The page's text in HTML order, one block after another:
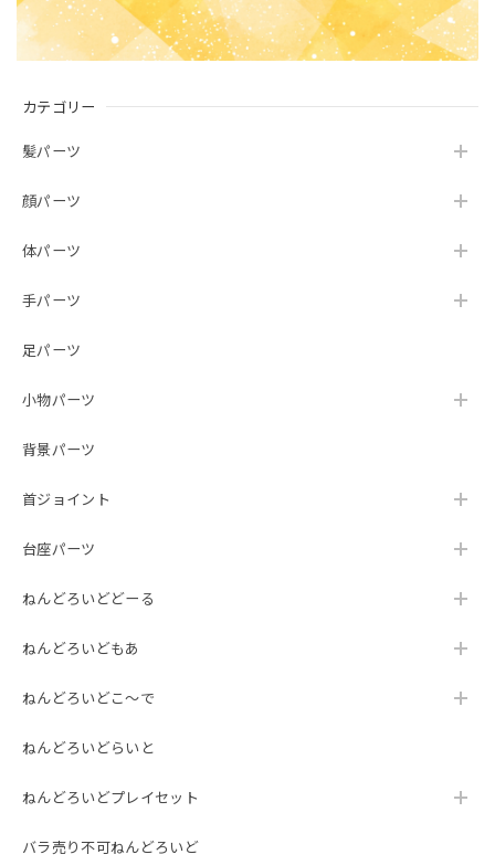
カテゴリー
髪パーツ
顔パーツ
体パーツ
手パーツ
足パーツ
小物パーツ
背景パーツ
首ジョイント
台座パーツ
ねんどろいどどーる
ねんどろいどもあ
ねんどろいどこ～で
ねんどろいどらいと
ねんどろいどプレイセット
バラ売り不可ねんどろいど